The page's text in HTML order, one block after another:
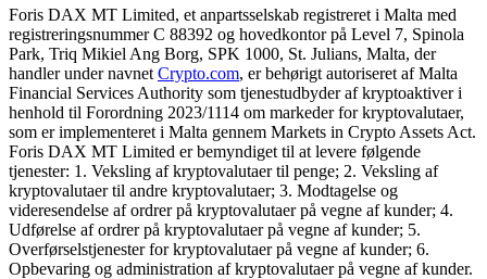
Foris DAX MT Limited, et anpartsselskab registreret i Malta med
registreringsnummer C 88392 og hovedkontor på Level 7, Spinola
Park, Triq Mikiel Ang Borg, SPK 1000, St. Julians, Malta, der
handler under navnet Crypto.com, er behørigt autoriseret af Malta
Financial Services Authority som tjenestudbyder af kryptoaktiver i
henhold til Forordning 2023/1114 om markeder for kryptovalutaer,
som er implementeret i Malta gennem Markets in Crypto Assets Act.
Foris DAX MT Limited er bemyndiget til at levere følgende
tjenester: 1. Veksling af kryptovalutaer til penge; 2. Veksling af
kryptovalutaer til andre kryptovalutaer; 3. Modtagelse og
videresendelse af ordrer på kryptovalutaer på vegne af kunder; 4.
Udførelse af ordrer på kryptovalutaer på vegne af kunder; 5.
Overførselstjenester for kryptovalutaer på vegne af kunder; 6.
Opbevaring og administration af kryptovalutaer på vegne af kunder.